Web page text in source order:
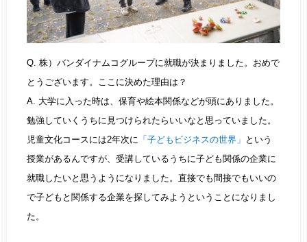
Q. 株）バンダイナムコグループに就職が決まりました。おめで
とうございます。ここに決めた理由は？
A. 大学に入った時は、保育や絵本関係などが頭にありました。
勉強していくうちに見つけられたらいいなと思っていました。
児童文化コースには2年次に 「子どもビジネスの世界」 という
授業があるんですが、受講しているうちに子ども関係の企業に
就職したいと思うようになりました。直接でも間接でもいいの
で子どもと関係する企業を探してみようということになりまし
た。